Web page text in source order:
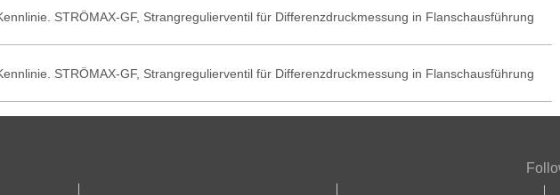
STRÖMAX-GF, Strangregulierventil für Differenzdruckmessung in Flanschausführung
STRÖMAX-GF, Strangregulierventil für Differenzdruckmessung in Flanschausführung